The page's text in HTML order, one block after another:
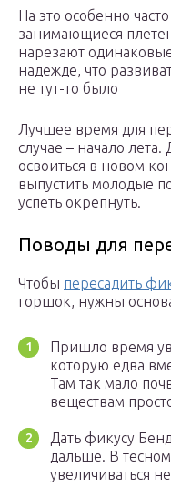
На это особенно
занимающиеся
нарезают
надежде, что
не тут-то было
Лучшее время для
случае – начало
освоиться в новом
выпустить молодые
успеть окрепнуть.
Поводы для
Чтобы пересадить
горшок, нужны
Пришло время
которую едва
Там так мало
веществам
Дать фикусу
дальше. В
увеличиваться